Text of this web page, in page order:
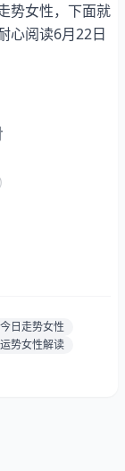
势女性，下面就
心阅读6月22日
著。）
健，三颗星
稳无坡）
日走势女性
势女性解读